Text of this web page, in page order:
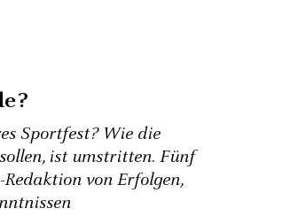
Sportfest? Wie die
ist umstritten. Fünf
von Erfolgen,